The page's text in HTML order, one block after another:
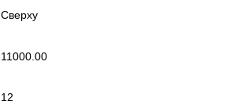
Сверху
11000.00
12